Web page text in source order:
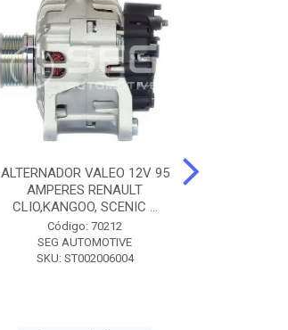
ALTERNADOR VALEO 12V 95
AMPERES RENAULT
CLIO,KANGOO, SCENIC ...
Código: 70212
SEG AUTOMOTIVE
SKU: ST002006004